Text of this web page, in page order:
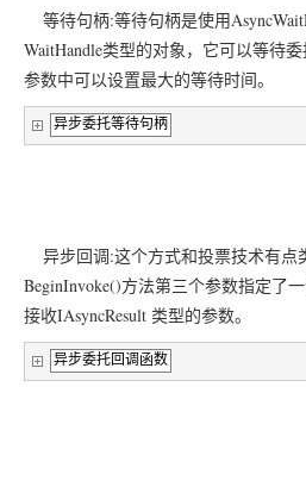
等待句柄:等待句柄是使用
WaitHandle类型的对象，它可以等待
参数中可以设置最大的等待时间。
异步委托等待句柄
异步回调:这个方式和投票技术有点
BeginInvoke()方法第三个参数指定了
接收IAsyncResult 类型的参数。
异步委托回调函数